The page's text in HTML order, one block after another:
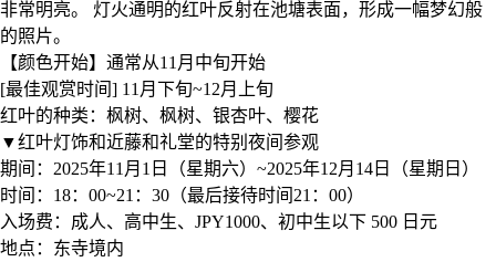
非常明亮。 灯火通明的红叶反射在池塘表面，形成一幅梦幻般
的照片。
【颜色开始】通常从11月中旬开始
[最佳观赏时间] 11月下旬~12月上旬
红叶的种类：枫树、枫树、银杏叶、樱花
▼红叶灯饰和近藤和礼堂的特别夜间参观
期间：2025年11月1日（星期六）~2025年12月14日（星期日）
时间：18：00~21：30（最后接待时间21：00）
入场费：成人、高中生、JPY1000、初中生以下 500 日元
地点：东寺境内